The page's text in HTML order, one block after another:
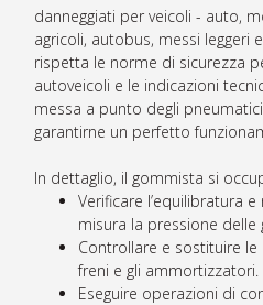
danneggiati per veicoli - auto,
agricoli, autobus, messi leggeri
rispetta le norme di sicurezza
autoveicoli e le indicazioni
messa a punto degli
garantirne un perfetto
In dettaglio, il gommista si
Verificare l’equilibratura
misura la pressione delle
Controllare e sostituire
freni e gli ammortizzatori.
Eseguire operazioni di